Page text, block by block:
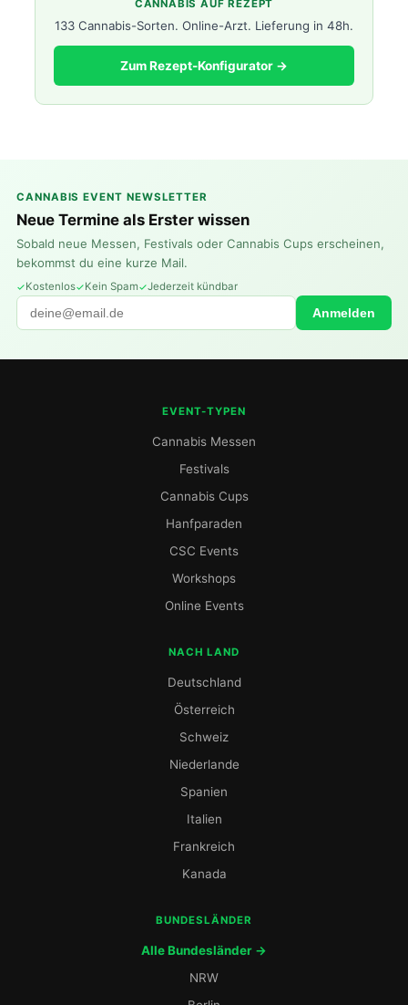
CANNABIS AUF REZEPT
133 Cannabis-Sorten. Online-Arzt. Lieferung in 48h.
Zum Rezept-Konfigurator →
CANNABIS EVENT NEWSLETTER
Neue Termine als Erster wissen
Sobald neue Messen, Festivals oder Cannabis Cups erscheinen,
bekommst du eine kurze Mail.
Kostenlos Kein Spam Jederzeit kündbar
Anmelden
EVENT-TYPEN
Cannabis Messen
Festivals
Cannabis Cups
Hanfparaden
CSC Events
Workshops
Online Events
NACH LAND
Deutschland
Österreich
Schweiz
Niederlande
Spanien
Italien
Frankreich
Kanada
BUNDESLÄNDER
Alle Bundesländer →
NRW